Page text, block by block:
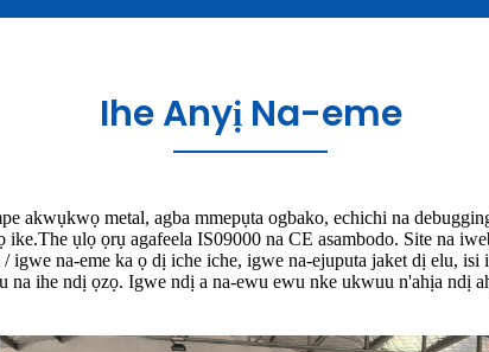
Ihe Anyị Na-eme
akwụkwọ metal, agba mmepụta ogbako, echichi na
ụlọ ọrụ agafeela IS09000 na CE asambodo. Site na
igwe na-eme ka ọ dị iche iche, igwe na-ejuputa jaket dị elu,
ihe ndị ọzọ. Igwe ndị a na-ewu ewu nke ukwuu n'ahịa ndị